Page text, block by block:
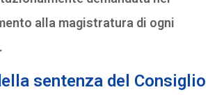
alla magistratura di ogni
sentenza del Consiglio